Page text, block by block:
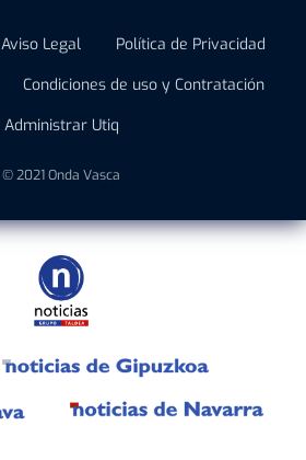
Aviso Legal
Política de Privacidad
Condiciones de uso y Contratación
Administrar Utiq
© 2021 Onda Vasca